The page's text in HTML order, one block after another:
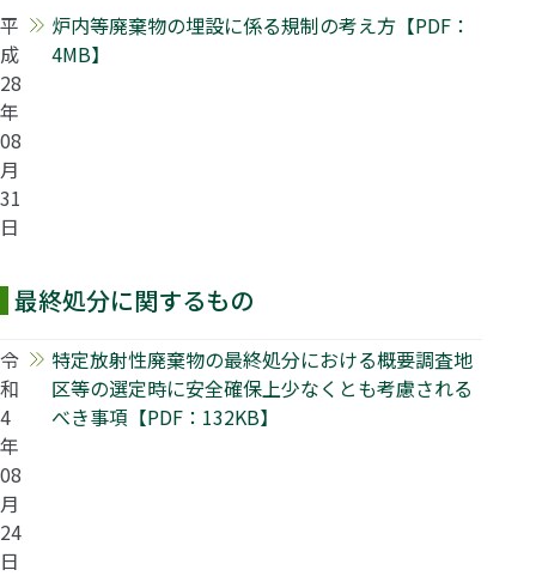
平
成
28
年
08
月
31
日
炉内等廃棄物の埋設に係る規制の考え方【PDF：
4MB】
最終処分に関するもの
令
和
4
年
08
月
24
日
特定放射性廃棄物の最終処分における概要調査地
区等の選定時に安全確保上少なくとも考慮される
べき事項【PDF：132KB】